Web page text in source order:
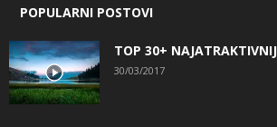
POPULARNI POSTOVI
TOP 30+
30/03/2017